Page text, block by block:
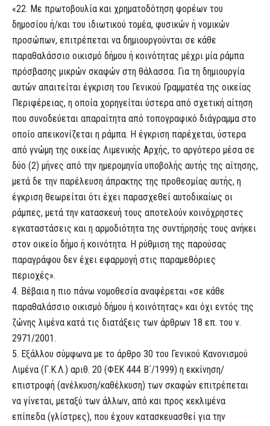
«22. Με πρωτοβουλία και χρηματοδότηση φορέων του
δημοσίου ή/και του ιδιωτικού τομέα, φυσικών ή νομικών
προσώπων, επιτρέπεται να δημιουργούνται σε κάθε
παραθαλάσσιο οικισμό δήμου ή κοινότητας μέχρι μία ράμπα
πρόσβασης μικρών σκαφών στη θάλασσα. Για τη δημιουργία
αυτών απαιτείται έγκριση του Γενικού Γραμματέα της οικείας
Περιφέρειας, η οποία χορηγείται ύστερα από σχετική αίτηση
που συνοδεύεται απαραίτητα από τοπογραφικό διάγραμμα στο
οποίο απεικονίζεται η ράμπα. Η έγκριση παρέχεται, ύστερα
από γνώμη της οικείας Λιμενικής Αρχής, το αργότερο μέσα σε
δύο (2) μήνες από την ημερομηνία υποβολής αυτής της αίτησης,
μετά δε την παρέλευση άπρακτης της προθεσμίας αυτής, η
έγκριση θεωρείται ότι έχει παρασχεθεί αυτοδικαίως οι
ράμπες, μετά την κατασκευή τους αποτελούν κοινόχρηστες
εγκαταστάσεις και η αρμοδιότητα της συντήρησής τους ανήκει
στον οικείο δήμο ή κοινότητα. Η ρύθμιση της παρούσας
παραγράφου δεν έχει εφαρμογή στις παραμεθόριες
περιοχές».
4. Βέβαια η πιο πάνω νομοθεσία αναφέρεται «σε κάθε
παραθαλάσσιο οικισμό δήμου ή κοινότητας» και όχι εντός της
ζώνης λιμένα κατά τις διατάξεις των άρθρων 18 επ. του ν.
2971/2001.
5. Εξάλλου σύμφωνα με το άρθρο 30 του Γενικού Κανονισμού
Λιμένα (Γ.Κ.Λ.) αριθ. 20 (ΦΕΚ 444 Β΄/1999) η εκκίνηση/
επιστροφή (ανέλκυση/καθέλκυση) των σκαφών επιτρέπεται
να γίνεται, μεταξύ των άλλων, από και προς κεκλιμένα
επίπεδα (γλίστρες), που έχουν κατασκευασθεί για την